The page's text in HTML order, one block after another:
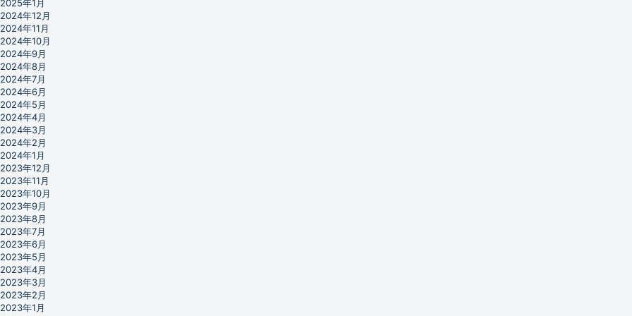
2025年1月
2024年12月
2024年11月
2024年10月
2024年9月
2024年8月
2024年7月
2024年6月
2024年5月
2024年4月
2024年3月
2024年2月
2024年1月
2023年12月
2023年11月
2023年10月
2023年9月
2023年8月
2023年7月
2023年6月
2023年5月
2023年4月
2023年3月
2023年2月
2023年1月